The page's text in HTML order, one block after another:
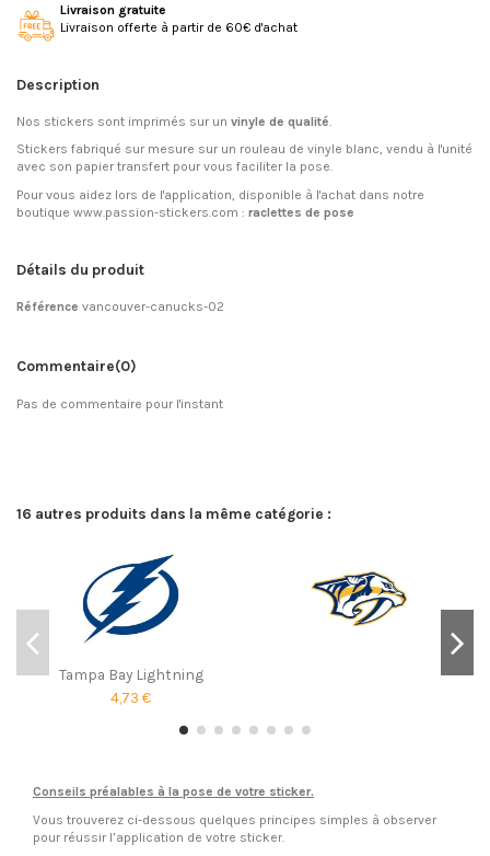
Livraison gratuite
Livraison offerte à partir de 60€ d'achat
Description
Nos stickers sont imprimés sur un vinyle de qualité
Stickers fabriqué sur mesure sur un rouleau de vinyle blanc, vendu à l'unité
avec son papier transfert pour vous faciliter la pose.
Pour vous aidez lors de l'application, disponible à l'achat dans notre
boutique www.passion-stickers.com : raclettes de pose
Détails du produit
Référence vancouver-canucks-02
Commentaire(0)
Pas de commentaire pour l'instant
16 autres produits dans la même catégorie :
Tampa Bay Lightning
4,73 €
Conseils préalables à la pose de votre sticker.
Vous trouverez ci-dessous quelques principes simples à observer
pour réussir l’application de votre sticker.